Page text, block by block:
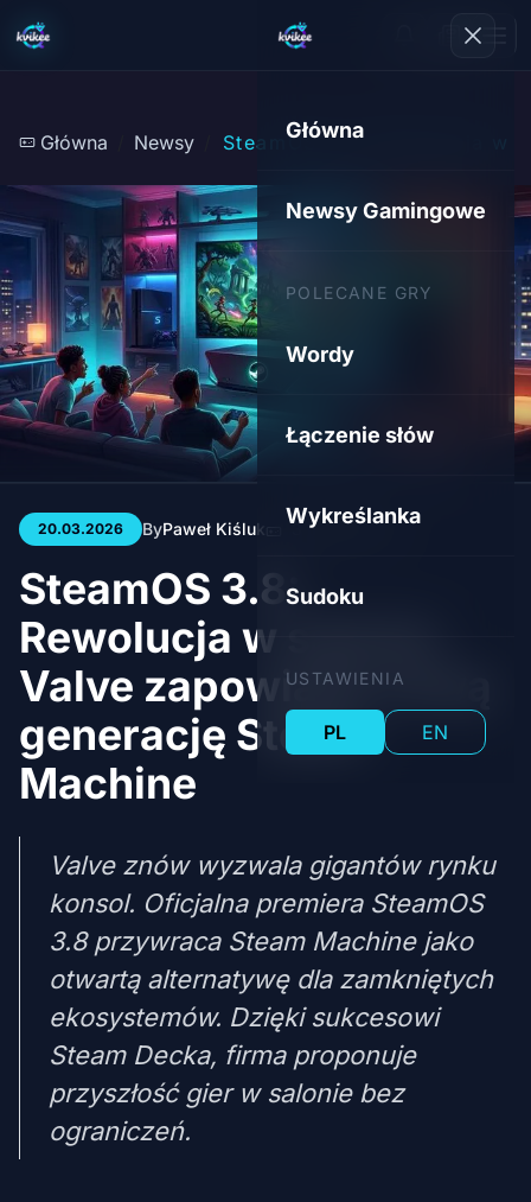
Główna
Newsy Gamingowe
POLECANE GRY
Wordy
Łączenie słów
Wykreślanka
Sudoku
USTAWIENIA
PL EN
Główna Newsy SteamOS 3.8: Rewolucja w
20.03.2026 ByPaweł Kiśluk 3 min 129
SteamOS 3.8:
Rewolucja w salonie.
Valve zapowiada nową
generację Steam
Machine
Valve znów wyzwala gigantów rynku
konsol. Oficjalna premiera SteamOS
3.8 przywraca Steam Machine jako
otwartą alternatywę dla zamkniętych
ekosystemów. Dzięki sukcesowi
Steam Decka, firma proponuje
przyszłość gier w salonie bez
ograniczeń.